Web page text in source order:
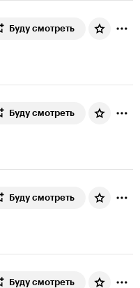
Буду смотреть
Буду смотреть
Буду смотреть
Буду смотреть